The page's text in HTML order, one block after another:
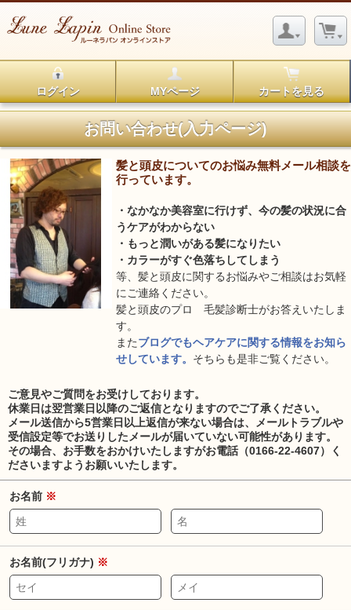
ログイン MYページ カートを見る
お問い合わせ(入力ページ)
髪と頭皮についてのお悩み無料メール相談を
行っています。
・なかなか美容室に行けず、今の髪の状況に合
うケアがわからない
・もっと潤いがある髪になりたい
・カラーがすぐ色落ちしてしまう
等、髪と頭皮に関するお悩みやご相談はお気軽
にご連絡ください。
髪と頭皮のプロ 毛髪診断士がお答えいたしま
す。
またブログでもヘアケアに関する情報をお知ら
せしています。 そちらも是非ご覧ください。
ご意見やご質問をお受けしております。
休業日は翌営業日以降のご返信となりますのでご了承ください。
メール送信から5営業日以上返信が来ない場合は、メールトラブルや
受信設定等でお送りしたメールが届いていない可能性があります。
その場合、お手数をおかけいたしますがお電話（0166-22-4607）く
ださいますようお願いいたします。
お名前 ※
お名前(フリガナ) ※